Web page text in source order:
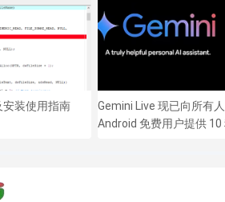
安装使用指南
Gemini Live 现已向所有
Android 免费用户提供 10